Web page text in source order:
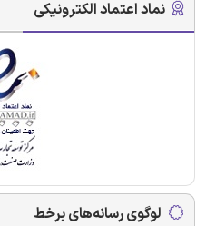
نماد اعتماد الکترونیکی
لوگوی رسانه‌های برخط